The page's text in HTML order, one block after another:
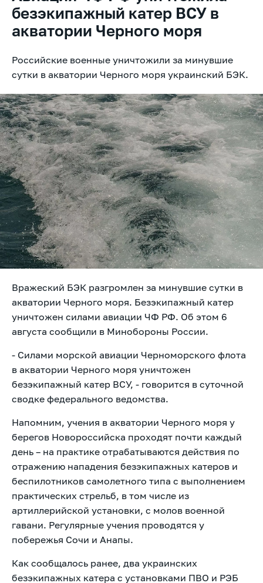
безэкипажный катер ВСУ в
акватории Черного моря
Российские военные уничтожили за минувшие
сутки в акватории Черного моря украинский БЭК.
Вражеский БЭК разгромлен за минувшие сутки в
акватории Черного моря. Безэкипажный катер
уничтожен силами авиации ЧФ РФ. Об этом 6
августа сообщили в Минобороны России.
- Силами морской авиации Черноморского флота
в акватории Черного моря уничтожен
безэкипажный катер ВСУ, - говорится в суточной
сводке федерального ведомства.
Напомним, учения в акватории Черного моря у
берегов Новороссийска проходят почти каждый
день – на практике отрабатываются действия по
отражению нападения безэкипажных катеров и
беспилотников самолетного типа с выполнением
практических стрельб, в том числе из
артиллерийской установки, с молов военной
гавани. Регулярные учения проводятся у
побережья Сочи и Анапы.
Как сообщалось ранее, два украинских
безэкипажных катера с установками ПВО и РЭБ